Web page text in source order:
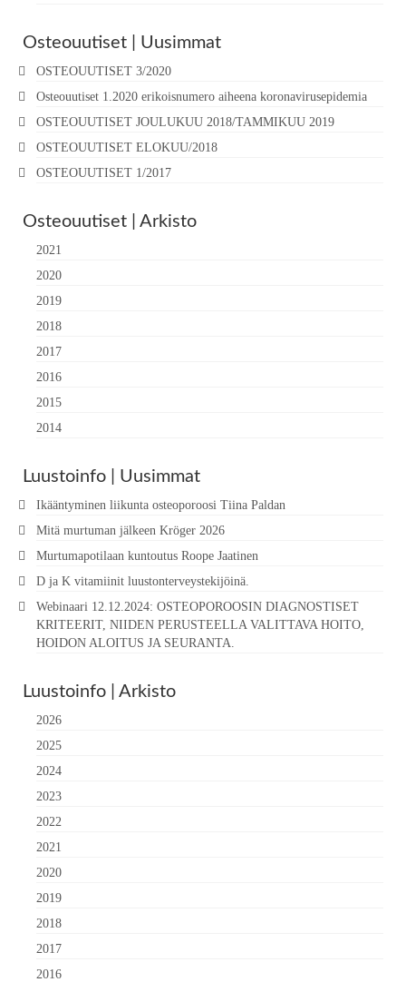
Osteouutiset | Uusimmat
OSTEOUUTISET 3/2020
Osteouutiset 1.2020 erikoisnumero aiheena koronavirusepidemia
OSTEOUUTISET JOULUKUU 2018/TAMMIKUU 2019
OSTEOUUTISET ELOKUU/2018
OSTEOUUTISET 1/2017
Osteouutiset | Arkisto
2021
2020
2019
2018
2017
2016
2015
2014
Luustoinfo | Uusimmat
Ikääntyminen liikunta osteoporoosi Tiina Paldan
Mitä murtuman jälkeen Kröger 2026
Murtumapotilaan kuntoutus Roope Jaatinen
D ja K vitamiinit luustonterveystekijöinä.
Webinaari 12.12.2024: OSTEOPOROOSIN DIAGNOSTISET
KRITEERIT, NIIDEN PERUSTEELLA VALITTAVA HOITO,
HOIDON ALOITUS JA SEURANTA.
Luustoinfo | Arkisto
2026
2025
2024
2023
2022
2021
2020
2019
2018
2017
2016